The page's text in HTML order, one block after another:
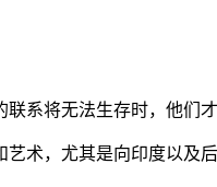
系将无法生存时，他们
术，尤其是向印度以